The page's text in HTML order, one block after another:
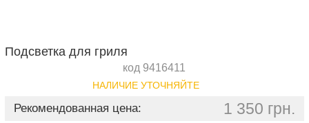
Подсветка для гриля
код 9416411
НАЛИЧИЕ УТОЧНЯЙТЕ
Рекомендованная цена: 1 350 грн.